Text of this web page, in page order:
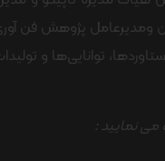
ومدیرعامل پژوهش فن
توانایی‌ها و
می نمایید :